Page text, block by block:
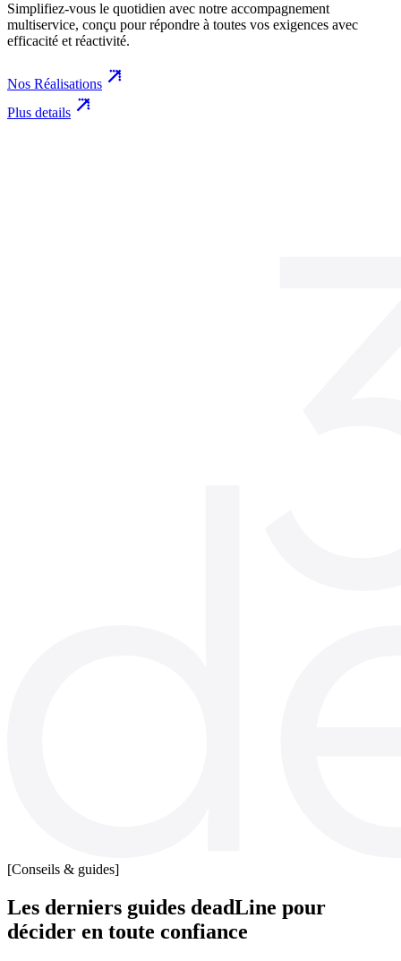
Simplifiez-vous le quotidien avec notre accompagnement
multiservice, conçu pour répondre à toutes vos exigences avec
efficacité et réactivité.
Nos Réalisations
Plus details
[Conseils & guides]
Les derniers guides deadLine pour
décider en toute confiance